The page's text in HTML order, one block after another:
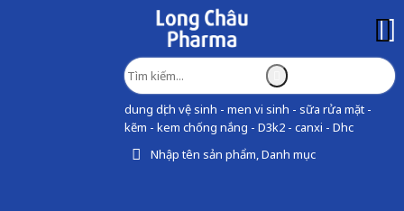
dung dịch vệ sinh - men vi sinh - sữa rửa mặt -
kẽm - kem chống nắng - D3k2 - canxi - Dhc
Nhập tên sản phẩm, Danh mục